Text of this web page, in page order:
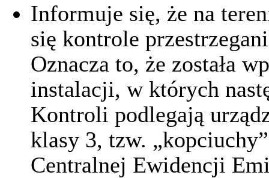
Informuje się, że na
się kontrole
Oznacza to, że została
instalacji, w których
Kontroli podlegają
klasy 3, tzw.
Centralnej Ewidencji